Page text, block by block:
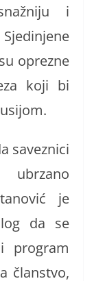
i
oprezne
koji bi
saveznici
je
da se
program
članstvo,